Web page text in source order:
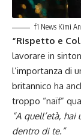
f1 News Kimi
“Rispetto e
lavorare in
l’importanza di
britannico ha
troppo “naïf”
“A quell’età,
dentro di te.”